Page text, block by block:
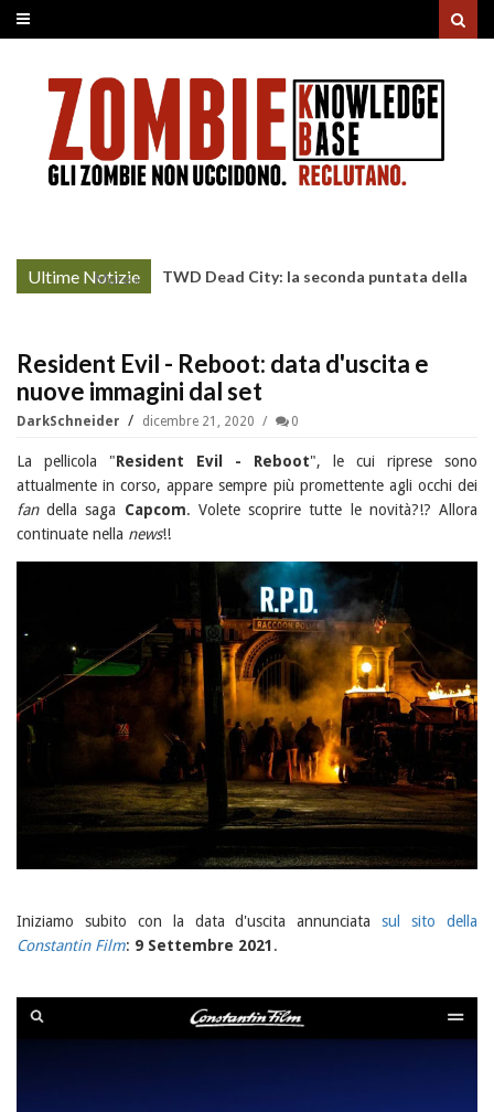
Ultime Notizie
More »
TWD Dead City: la seconda puntata della
Resident Evil - Reboot: data d'uscita e
nuove immagini dal set
DarkSchneider dicembre 21, 2020 0
La pellicola "Resident Evil - Reboot", le cui riprese sono
attualmente in corso, appare sempre più promettente agli occhi dei
fandella saga Capcom. Volete scoprire tutte le novità?!? Allora
continuate nella news!!
Iniziamo subito con la data d'uscita annunciatasul sito della
Constantin Film: 9 Settembre 2021.